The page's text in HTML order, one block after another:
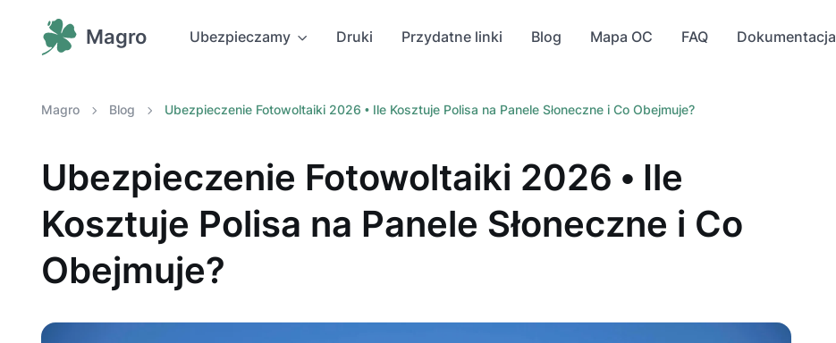
Magro Ubezpieczamy Druki Przydatne linki Blog Mapa OC FAQ Dokumentacja
Magro Blog Ubezpieczenie Fotowoltaiki 2026 • Ile Kosztuje Polisa na Panele Słoneczne i Co Obejmuje?
Ubezpieczenie Fotowoltaiki 2026 • Ile
Kosztuje Polisa na Panele Słoneczne i Co
Obejmuje?